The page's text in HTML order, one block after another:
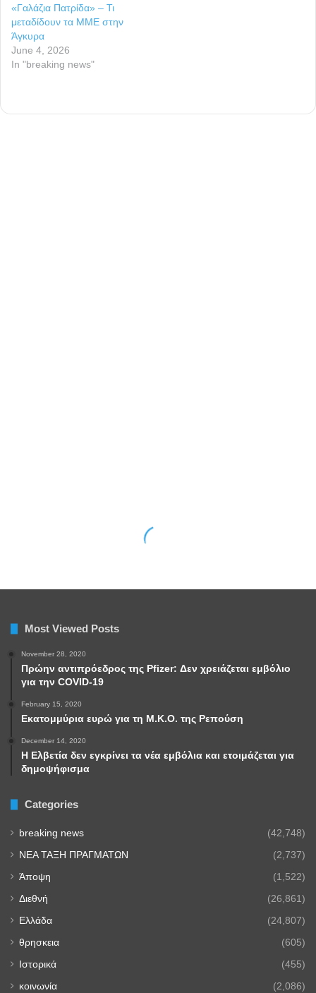
Most Viewed Posts
November 28, 2020
Πρώην αντιπρόεδρος της Pfizer: Δεν χρειάζεται εμβόλιο
για την COVID-19
February 15, 2020
Εκατομμύρια ευρώ για τη Μ.Κ.Ο. της Ρεπούση
December 14, 2020
Η Ελβετία δεν εγκρίνει τα νέα εμβόλια και ετοιμάζεται για
δημοψήφισμα
Categories
breaking news (42,748)
NEA TAΞΗ ΠΡΑΓΜΑΤΩΝ (2,737)
Άποψη (1,522)
Διεθνή (26,861)
Ελλάδα (24,807)
θρησκεια (605)
Ιστορικά (455)
κοινωνία (2,086)